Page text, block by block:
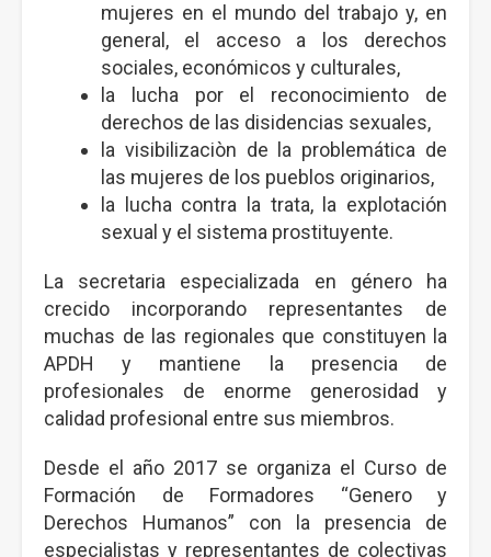
mujeres en el mundo del trabajo y, en
general, el acceso a los derechos
sociales, económicos y culturales,
la lucha por el reconocimiento de
derechos de las disidencias sexuales,
la visibilizaciòn de la problemática de
las mujeres de los pueblos originarios,
la lucha contra la trata, la explotación
sexual y el sistema prostituyente.
La secretaria especializada en género ha
crecido incorporando representantes de
muchas de las regionales que constituyen la
APDH y mantiene la presencia de
profesionales de enorme generosidad y
calidad profesional entre sus miembros.
Desde el año 2017 se organiza el Curso de
Formación de Formadores “Genero y
Derechos Humanos” con la presencia de
especialistas y representantes de colectivas